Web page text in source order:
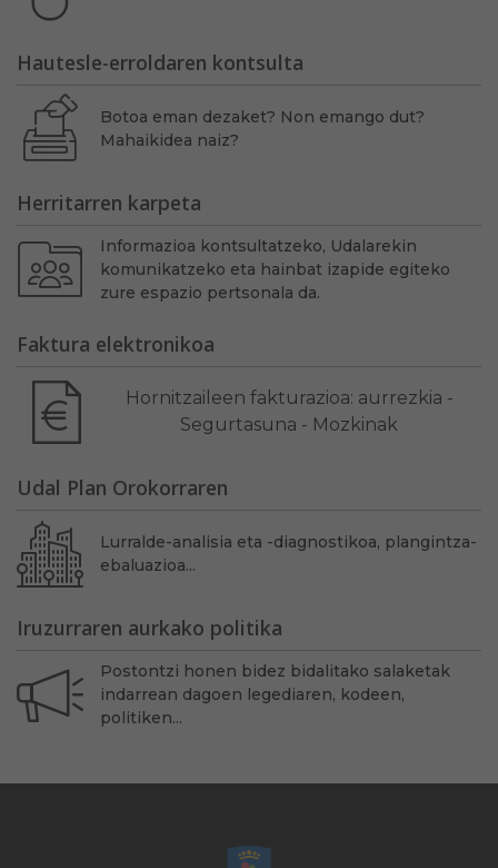
Hautesle-erroldaren kontsulta
Botoa eman dezaket? Non emango dut?
Mahaikidea naiz?
Herritarren karpeta
Informazioa kontsultatzeko, Udalarekin
komunikatzeko eta hainbat izapide egiteko
zure espazio pertsonala da.
Faktura elektronikoa
Hornitzaileen fakturazioa: aurrezkia -
Segurtasuna - Mozkinak
Udal Plan Orokorraren
Lurralde-analisia eta -diagnostikoa, plangintza-
ebaluazioa...
Iruzurraren aurkako politika
Postontzi honen bidez bidalitako salaketak
indarrean dagoen legediaren, kodeen,
politiken...